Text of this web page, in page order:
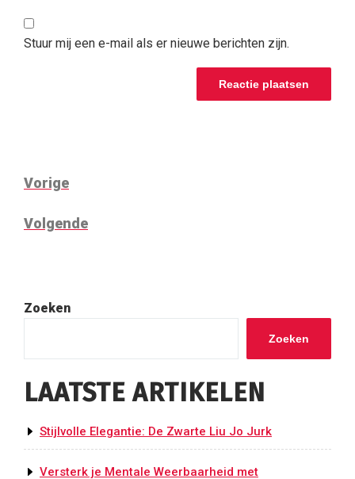
Stuur mij een e-mail als er nieuwe berichten zijn.
BERICHTNAVIGATIE
Vorig
Vorige
Volgend
Volgende
Zoeken
Zoeken
LAATSTE ARTIKELEN
Stijlvolle Elegantie: De Zwarte Liu Jo Jurk
Versterk je Mentale Weerbaarheid met